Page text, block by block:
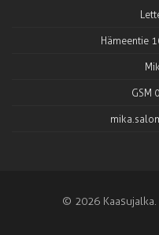
Hämeentie
GSM
© 2026